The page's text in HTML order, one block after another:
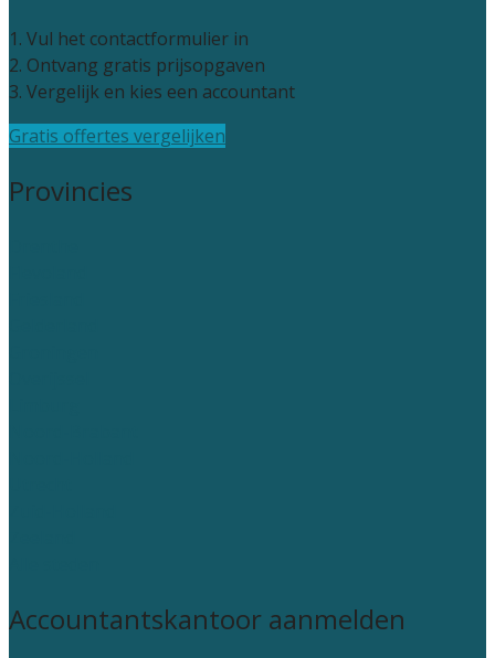
1. Vul het contactformulier in
2. Ontvang gratis prijsopgaven
3. Vergelijk en kies een accountant
Gratis offertes vergelijken
Provincies
Accountantskantoor aanmelden